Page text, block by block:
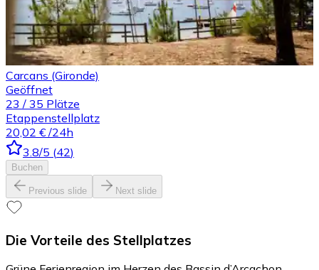
Carcans (Gironde)
Geöffnet
23 / 35 Plätze
Etappenstellplatz
20,02 € /24h
3.8/5 (42)
Buchen
Previous slide Next slide
Die Vorteile des Stellplatzes